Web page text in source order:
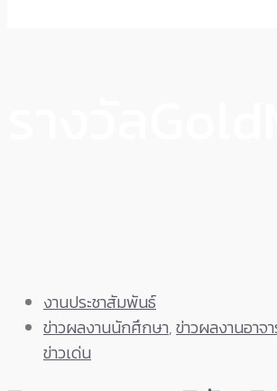
งานประชาสัมพันธ์
ข่าวผลงานนักศึกษา,ข่าวผลงานอาจ
ข่าวเด่น